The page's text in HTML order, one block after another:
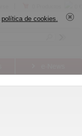
política de cookies.